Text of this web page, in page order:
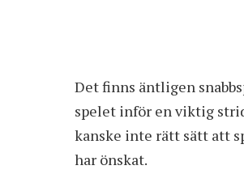
Det finns äntligen
spelet inför en viktig
kanske inte rätt sätt att
har önskat.